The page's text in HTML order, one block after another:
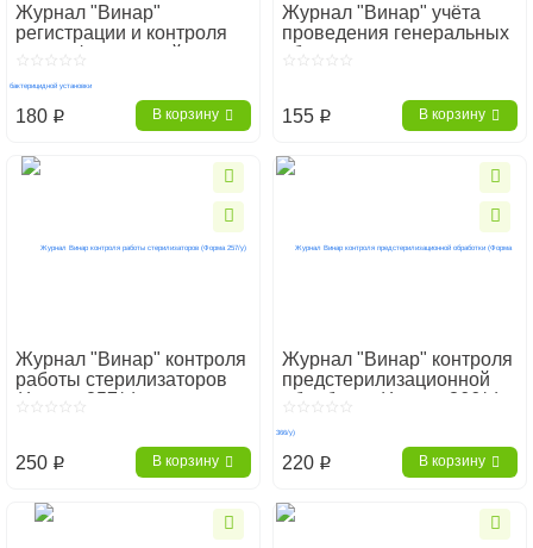
Журнал "Винар"
регистрации и контроля
ультрафиолетовой
180 p В корзину
Журнал "Винар" учёта
проведения генеральных
уборок
155 p В корзину
Журнал "Винар" контроля
работы стерилизаторов
(Форма 257/у)
250 p В корзину
Журнал "Винар" контроля
предстерилизационной
обработки (Форма 366/у)
220 p В корзину